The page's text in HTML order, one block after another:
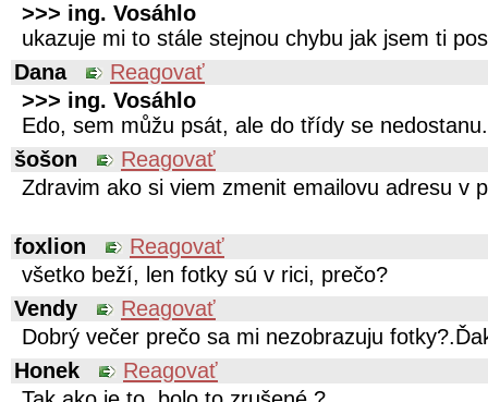
>>> ing. Vosáhlo
ukazuje mi to stále stejnou chybu jak jsem ti
Dana
Reagovať
>>> ing. Vosáhlo
Edo, sem můžu psát, ale do třídy se nedostanu.
šošon
Reagovať
Zdravim ako si viem zmenit emailovu adresu v
foxlion
Reagovať
všetko beží, len fotky sú v rici, prečo?
Vendy
Reagovať
Dobrý večer prečo sa mi nezobrazuju
Honek
Reagovať